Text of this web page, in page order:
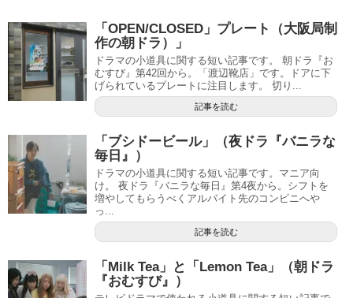
「OPEN/CLOSED」プレート（大阪局制
作の朝ドラ）」
ドラマの小道具に関する短い記事です。 朝ドラ『お
むすび』第42回から。「渡辺靴店」です。ドアに下
げられているプレートに注目します。 切り...
記事を読む
「ブシドービール」（夜ドラ『バニラな
毎日』）
ドラマの小道具に関する短い記事です。マニア向
け。 夜ドラ『バニラな毎日』第4夜から。シフトを
増やしてもらうべくアルバイト先のコンビニへや
っ...
記事を読む
「Milk Tea」と「Lemon Tea」（朝ドラ
『おむすび』）